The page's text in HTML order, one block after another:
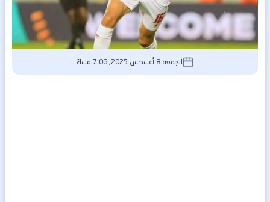
الجمعة 8 أغسطس 2025, 7:06 مساءً